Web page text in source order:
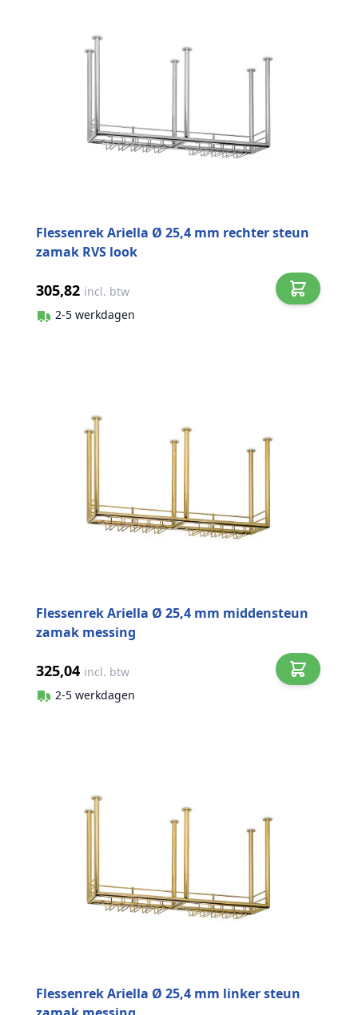
Flessenrek Ariella Ø 25,4 mm rechter steun
zamak RVS look
305,82 incl. btw
2-5 werkdagen
Flessenrek Ariella Ø 25,4 mm middensteun
zamak messing
325,04 incl. btw
2-5 werkdagen
Flessenrek Ariella Ø 25,4 mm linker steun